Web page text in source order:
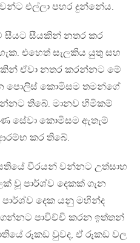
එල්ලා පහර දුන්නේය.
සීයට සීයකින් නතර කර
එහෙත් සැලකිය යුතු සහ
ඒවා නතර කරන්නට මේ
පොලිස් කොමිසම තමන්ගේ
තිබේ. මානව හිමිකම්
සේවා කොමිසම ඇතැම්
කර තිබේ.
වීරයන් වන්නට උත්සාහ
වූ පාර්ශ්ව දෙකක් ගැන
දෙක යනු මහින්ද
ගන්නට පාවිච්චි කරන ඉත්තන්
රූකඩ වුවද, ඒ රූකඩ වල